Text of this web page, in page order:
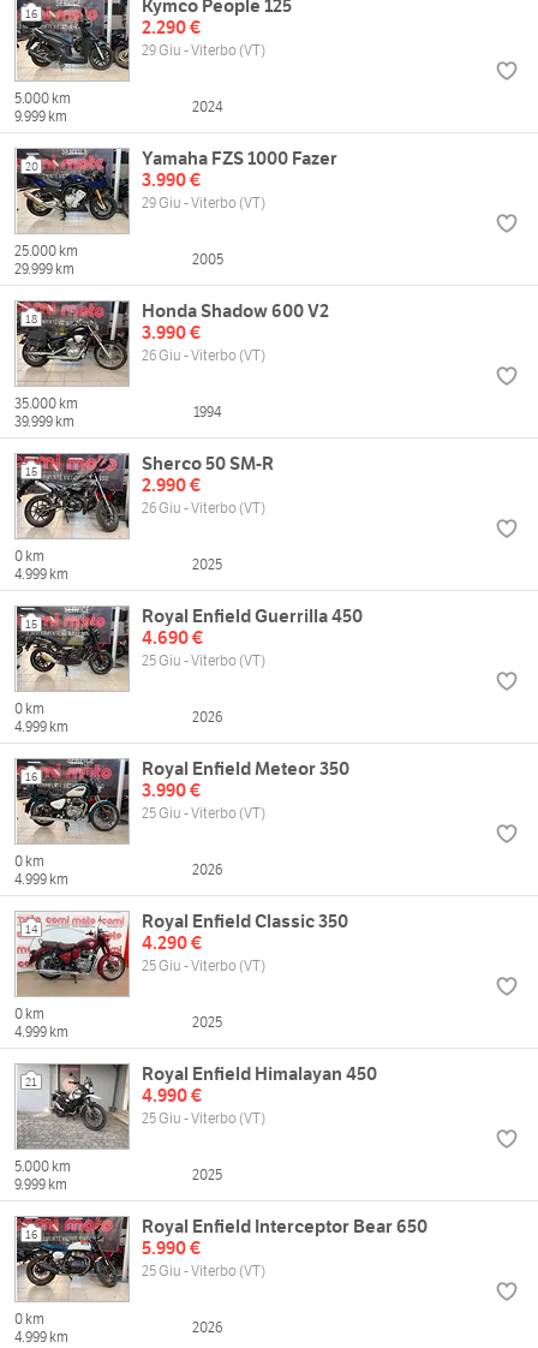
16
Kymco People 125
2.290 €
29 Giu - Viterbo (VT)
5.000 km
9.999 km
2024
20
Yamaha FZS 1000 Fazer
3.990 €
29 Giu - Viterbo (VT)
25.000 km
29.999 km
2005
18
Honda Shadow 600 V2
3.990 €
26 Giu - Viterbo (VT)
35.000 km
39.999 km
1994
15
Sherco 50 SM-R
2.990 €
26 Giu - Viterbo (VT)
0 km
4.999 km
2025
15
Royal Enfield Guerrilla 450
4.690 €
25 Giu - Viterbo (VT)
0 km
4.999 km
2026
16
Royal Enfield Meteor 350
3.990 €
25 Giu - Viterbo (VT)
0 km
4.999 km
2026
14
Royal Enfield Classic 350
4.290 €
25 Giu - Viterbo (VT)
0 km
4.999 km
2025
21
Royal Enfield Himalayan 450
4.990 €
25 Giu - Viterbo (VT)
5.000 km
9.999 km
2025
16
Royal Enfield Interceptor Bear 650
5.990 €
25 Giu - Viterbo (VT)
0 km
4.999 km
2026